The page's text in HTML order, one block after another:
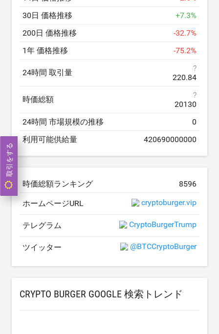
30日 価格推移
+7.3%
200日 価格推移
-32.7%
1年 価格推移
-75.2%
24時間 取引量
?
220.84
時価総額
?
20130
24時間 市場規模の推移
0
利用可能供給量
420690000000
時価総額ランキング 8596
ホームページURL cryptoburger.vip
テレグラム CryptoBurgerTrump
ツイッター @BTCCryptoBurger
CRYPTO BURGER GOOGLE 検索トレンド
取引をする